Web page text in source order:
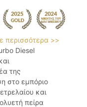
περισσότερα >>
Diesel
της
στο εμπόριο
και
πείρα